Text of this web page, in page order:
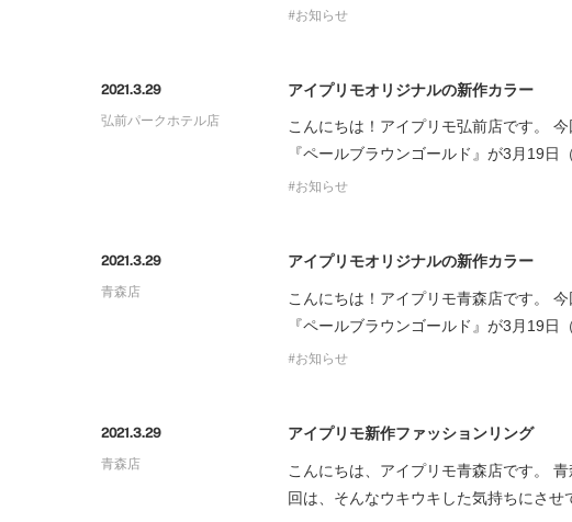
お知らせ
2021.3.29
弘前パークホテル店
アイプリモオリジナルの新作カラー
こんにちは！アイプリモ弘前店です。
『ペールブラウンゴールド』が3月19
お知らせ
2021.3.29
青森店
アイプリモオリジナルの新作カラー
こんにちは！アイプリモ青森店です。
『ペールブラウンゴールド』が3月19
お知らせ
2021.3.29
青森店
アイプリモ新作ファッションリング
こんにちは、アイプリモ青森店です。
回は、そんなウキウキした気持ちにさ